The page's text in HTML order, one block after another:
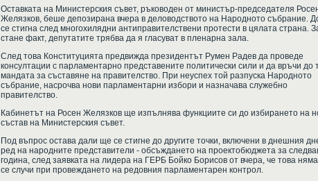
Оставката на Министерския съвет, ръководен от министър-председателя
Желязков, беше депозирана вчера в деловодството на Народното събрание.
се стигна след многохилядни антиправителствени протести в цялата страна.
стане факт, депутатите трябва да я гласуват в пленарна зала.
След това Конституцията предвижда президентът Румен Радев да проведе
консултации с парламентарно представените политически сили и да връчи до
мандата за съставяне на правителство. При неуспех той разпуска Народното
събрание, насрочва нови парламентарни избори и назначава служебно
правителство.
Кабинетът на Росен Желязков ще изпълнява функциите си до избирането на
състав на Министерския съвет.
Под въпрос остава дали ще се стигне до другите точки, включени в днешния
ред на народните представители - обсъждането на проектобюджета за
година, след заявката на лидера на ГЕРБ Бойко Борисов от вчера, че това
се случи при провеждането на редовния парламентарен контрол.